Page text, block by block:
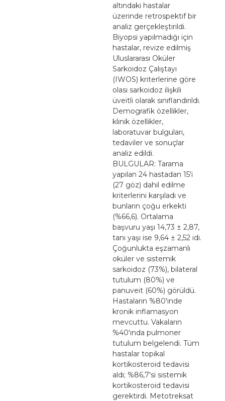
altındaki hastalar
üzerinde retrospektif bir
analiz gerçekleştirildi.
Biyopsi yapılmadığı için
hastalar, revize edilmiş
Uluslararası Oküler
Sarkoidoz Çalıştayı
(IWOS) kriterlerine göre
olası sarkoidoz ilişkili
üveitli olarak sınıflandırıldı.
Demografik özellikler,
klinik özellikler,
laboratuvar bulguları,
tedaviler ve sonuçlar
analiz edildi.
BULGULAR: Tarama
yapılan 24 hastadan 15'i
(27 göz) dahil edilme
kriterlerini karşıladı ve
bunların çoğu erkekti
(%66,6). Ortalama
başvuru yaşı 14,73 ± 2,87,
tanı yaşı ise 9,64 ± 2,52 idi.
Çoğunlukta eşzamanlı
oküler ve sistemik
sarkoidoz (73%), bilateral
tutulum (80%) ve
panuveit (60%) görüldü.
Hastaların %80'inde
kronik inflamasyon
mevcuttu. Vakaların
%40'ında pulmoner
tutulum belgelendi. Tüm
hastalar topikal
kortikosteroid tedavisi
aldı; %86,7'si sistemik
kortikosteroid tedavisi
gerektirdi. Metotreksat